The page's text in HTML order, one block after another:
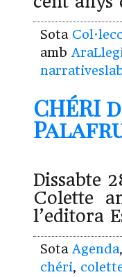
Sota
amb
CHÉRI
Dissabte
Colette
l’editora
Sota Agenda,
chéri,